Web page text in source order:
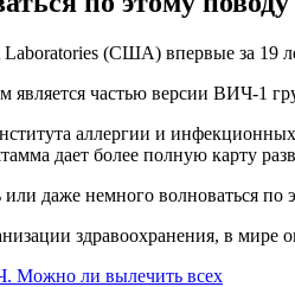
(США) впервые за 19
является частью версии ВИЧ-1
аллергии и
дает более полную карту
даже немного волноваться
здравоохранения, в мире
Можно ли вылечить всех